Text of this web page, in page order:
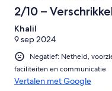
2/10 –
Khalil
9 sep 2024
Negatief: Netheid,
faciliteiten en communicatie
Vertalen met Google